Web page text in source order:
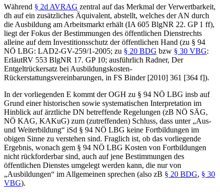
Während § 2d AVRAG zentral auf das Merkmal der Verwertbarkeit,
dh auf ein zusätzliches Äquivalent, abstellt, welches der AN durch
die Ausbildung am Arbeitsmarkt erhält (IA 605 BlgNR 22. GP 1 ff),
liegt der Fokus der Bestimmungen des öffentlichen Dienstrechts
alleine auf dem Investitionsschutz der öffentlichen Hand (zu § 94
NÖ LBG: LAD2-GV-259/1-2005; zu § 20 BDG bzw § 30 VBG:
ErläutRV 553 BlgNR 17. GP 10; ausführlich Radner, Der
Entgeltrückersatz bei Ausbildungskosten-
Rückerstattungsvereinbarungen, in FS Binder [2010] 361 [364 f]).
In der vorliegenden E kommt der OGH zu § 94 NÖ LBG insb auf
Grund einer historischen sowie systematischen Interpretation im
Hinblick auf ärztliche DN betreffende Regelungen (zB NÖ SÄG,
NÖ KAG, KAKuG) zum (zutreffenden) Schluss, dass unter „Aus-
und Weiterbildung“ iSd § 94 NÖ LBG keine Fortbildungen im
obigen Sinne zu verstehen sind. Fraglich ist, ob das vorliegende
Ergebnis, wonach gem § 94 NÖ LBG Kosten von Fortbildungen
nicht rückforderbar sind, auch auf jene Bestimmungen des
öffentlichen Dienstes umgelegt werden kann, die nur von
„Ausbildungen“ im Allgemeinen sprechen (also zB § 20 BDG, § 30
VBG).